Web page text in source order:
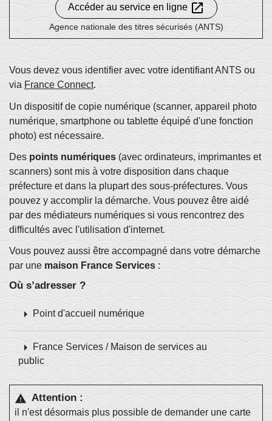
Accéder au service en ligne open_in_new
Agence nationale des titres sécurisés (ANTS)
Vous devez vous identifier avec votre identifiant ANTS ou
via France Connect.
Un dispositif de copie numérique (scanner, appareil photo
numérique, smartphone ou tablette équipé d'une fonction
photo) est nécessaire.
Des points numériques (avec ordinateurs, imprimantes et
scanners) sont mis à votre disposition dans chaque
préfecture et dans la plupart des sous-préfectures. Vous
pouvez y accomplir la démarche. Vous pouvez être aidé
par des médiateurs numériques si vous rencontrez des
difficultés avec l'utilisation d'internet.
Vous pouvez aussi être accompagné dans votre démarche
par une maison France Services :
Où s’adresser ?
arrow_right Point d'accueil numérique
arrow_right
France Services / Maison de services au
public
warning Attention :
il n'est désormais plus possible de demander une carte